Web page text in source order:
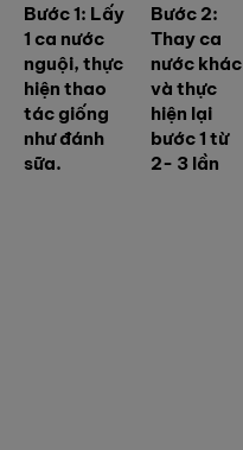
Bước 1: Lấy
1 ca nước
nguội, thực
hiện thao
tác giống
như đánh
sữa.
Bước 2:
Thay ca
nước khác
và thực
hiện lại
bước 1 từ
2- 3 lần